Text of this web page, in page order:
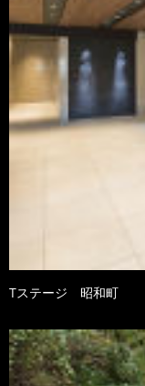
Tステージ 昭和町